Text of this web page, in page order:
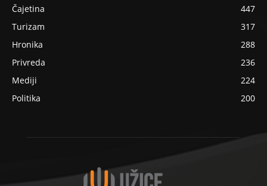
Čajetina
447
Turizam
317
Hronika
288
Privreda
236
Mediji
224
Politika
200